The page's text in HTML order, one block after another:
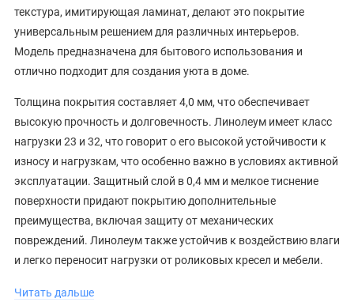
текстура, имитирующая ламинат, делают это покрытие
универсальным решением для различных интерьеров.
Модель предназначена для бытового использования и
отлично подходит для создания уюта в доме.
Толщина покрытия составляет 4,0 мм, что обеспечивает
высокую прочность и долговечность. Линолеум имеет класс
нагрузки 23 и 32, что говорит о его высокой устойчивости к
износу и нагрузкам, что особенно важно в условиях активной
эксплуатации. Защитный слой в 0,4 мм и мелкое тиснение
поверхности придают покрытию дополнительные
преимущества, включая защиту от механических
повреждений. Линолеум также устойчив к воздействию влаги
и легко переносит нагрузки от роликовых кресел и мебели.
Покрытие идеально подходит для жилых помещений,
Читать дальше